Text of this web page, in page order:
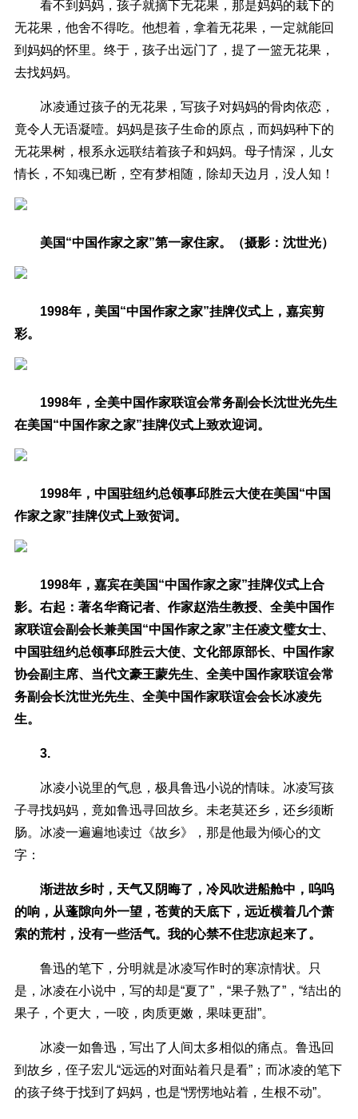
看不到妈妈，孩子就摘下无花果，那是妈妈的栽下的
无花果，他舍不得吃。他想着，拿着无花果，一定就能回
到妈妈的怀里。终于，孩子出远门了，提了一篮无花果，
去找妈妈。
冰凌通过孩子的无花果，写孩子对妈妈的骨肉依恋，
竟令人无语凝噎。妈妈是孩子生命的原点，而妈妈种下的
无花果树，根系永远联结着孩子和妈妈。母子情深，儿女
情长，不知魂已断，空有梦相随，除却天边月，没人知！
美国“中国作家之家”第一家住家。（摄影：沈世光）
1998年，美国“中国作家之家”挂牌仪式上，嘉宾剪
彩。
1998年，全美中国作家联谊会常务副会长沈世光先生
在美国“中国作家之家”挂牌仪式上致欢迎词。
1998年，中国驻纽约总领事邱胜云大使在美国“中国
作家之家”挂牌仪式上致贺词。
1998年，嘉宾在美国“中国作家之家”挂牌仪式上合
影。右起：著名华裔记者、作家赵浩生教授、全美中国作
家联谊会副会长兼美国“中国作家之家”主任凌文璧女士、
中国驻纽约总领事邱胜云大使、文化部原部长、中国作家
协会副主席、当代文豪王蒙先生、全美中国作家联谊会常
务副会长沈世光先生、全美中国作家联谊会会长冰凌先
生。
3.
冰凌小说里的气息，极具鲁迅小说的情味。冰凌写孩
子寻找妈妈，竟如鲁迅寻回故乡。未老莫还乡，还乡须断
肠。冰凌一遍遍地读过《故乡》，那是他最为倾心的文
字：
渐进故乡时，天气又阴晦了，冷风吹进船舱中，呜呜
的响，从蓬隙向外一望，苍黄的天底下，远近横着几个萧
索的荒村，没有一些活气。我的心禁不住悲凉起来了。
鲁迅的笔下，分明就是冰凌写作时的寒凉情状。只
是，冰凌在小说中，写的却是“夏了”，“果子熟了”，“结出的
果子，个更大，一咬，肉质更嫩，果味更甜”。
冰凌一如鲁迅，写出了人间太多相似的痛点。鲁迅回
到故乡，侄子宏儿“远远的对面站着只是看”；而冰凌的笔下
的孩子终于找到了妈妈，也是“愣愣地站着，生根不动”。